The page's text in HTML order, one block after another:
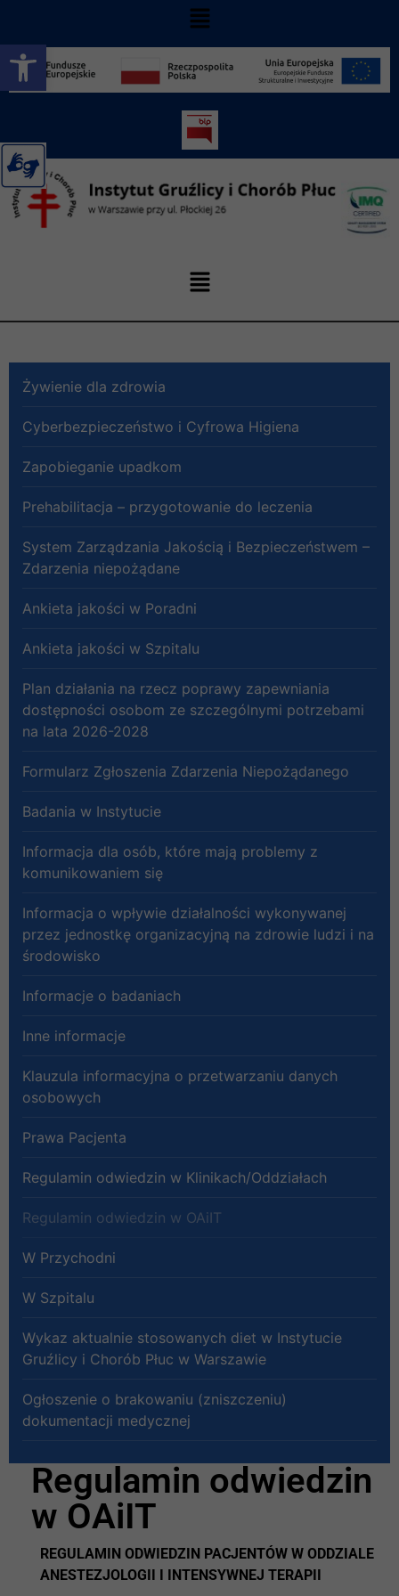
Otwórz pasek narzędzi
Żywienie dla zdrowia
Cyberbezpieczeństwo i Cyfrowa Higiena
Zapobieganie upadkom
Prehabilitacja – przygotowanie do leczenia
System Zarządzania Jakością i Bezpieczeństwem –
Zdarzenia niepożądane
Ankieta jakości w Poradni
Ankieta jakości w Szpitalu
Plan działania na rzecz poprawy zapewniania
dostępności osobom ze szczególnymi potrzebami
na lata 2026-2028
Formularz Zgłoszenia Zdarzenia Niepożądanego
Badania w Instytucie
Informacja dla osób, które mają problemy z
komunikowaniem się
Informacja o wpływie działalności wykonywanej
przez jednostkę organizacyjną na zdrowie ludzi i na
środowisko
Informacje o badaniach
Inne informacje
Klauzula informacyjna o przetwarzaniu danych
osobowych
Prawa Pacjenta
Regulamin odwiedzin w Klinikach/Oddziałach
Regulamin odwiedzin w OAiIT
W Przychodni
W Szpitalu
Wykaz aktualnie stosowanych diet w Instytucie
Gruźlicy i Chorób Płuc w Warszawie
Ogłoszenie o brakowaniu (zniszczeniu)
dokumentacji medycznej
Regulamin odwiedzin
w OAiIT
REGULAMIN ODWIEDZIN PACJENTÓW W ODDZIALE
ANESTEZJOLOGII I INTENSYWNEJ TERAPII